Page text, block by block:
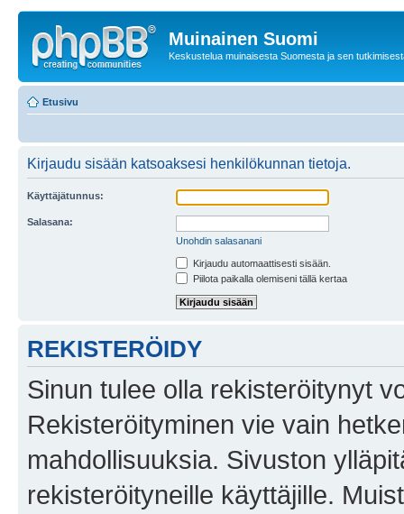
Muinainen Suomi
Keskustelua muinaisesta Suomesta ja sen
Etusivu
Kirjaudu sisään katsoaksesi henkilökunnan tietoja.
Käyttäjätunnus:
Salasana:
Unohdin salasanani
Kirjaudu automaattisesti sisään.
Piilota paikalla olemiseni tällä kertaa
REKISTERÖIDY
Sinun tulee olla rekisteröitynyt
Rekisteröityminen vie vain
mahdollisuuksia. Sivuston
rekisteröityneille käyttäjille.